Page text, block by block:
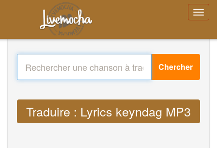
Chercher
Traduire : Lyrics keyndag MP3